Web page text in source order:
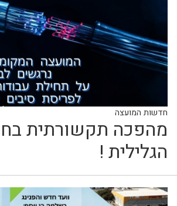
חדשות המועצה
מהפכה תקשורתית
הגלילית !